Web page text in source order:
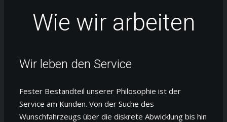
Wie wir arbeiten
Wir leben den Service
Fester Bestandteil unserer Philosophie ist der
Service am Kunden. Von der Suche des
Wunschfahrzeugs über die diskrete Abwicklung bis hin